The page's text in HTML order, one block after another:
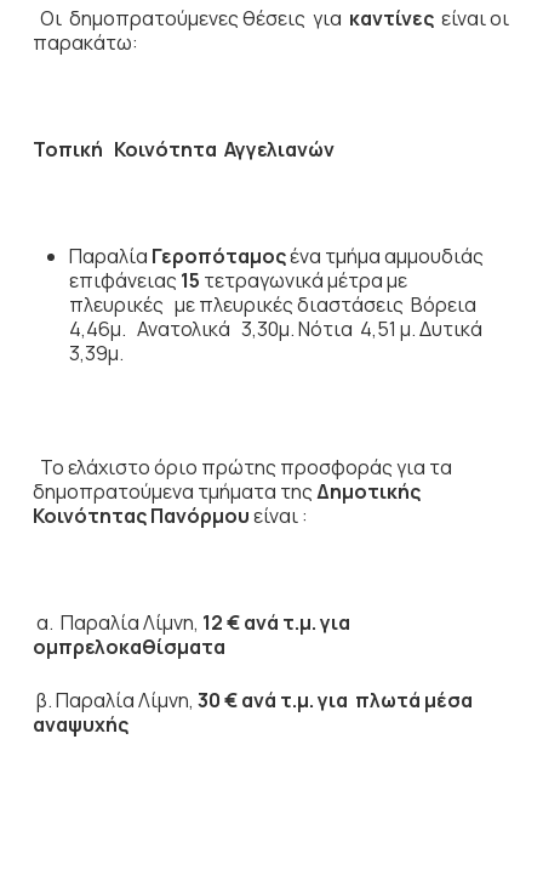
Οι δημοπρατούμενες θέσεις για καντίνες είναι οι
παρακάτω:
Τοπική Κοινότητα Αγγελιανών
Παραλία Γεροπόταμοςένα τμήμα αμμουδιάς
επιφάνειας 15 τετραγωνικά μέτρα με
πλευρικές με πλευρικές διαστάσεις Βόρεια
4,46μ. Ανατολικά 3,30μ. Νότια 4,51 μ. Δυτικά
3,39μ.
Το ελάχιστο όριο πρώτης προσφοράς για τα
δημοπρατούμενα τμήματα τηςΔημοτικής
Κοινότητας Πανόρμουείναι :
α. Παραλία Λίμνη, 12 € ανά τ.μ. για
ομπρελοκαθίσματα
β. Παραλία Λίμνη, 30 € ανά τ.μ. για πλωτά μέσα
αναψυχής